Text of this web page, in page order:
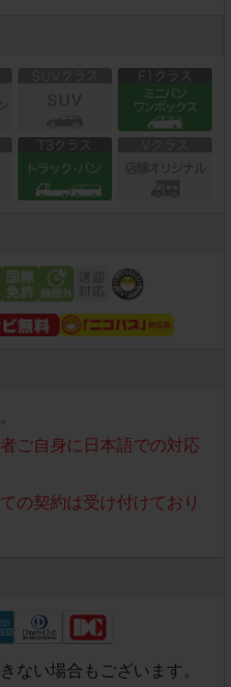
ご自身に日本語での対応
の契約は受け付けており
ない場合もございます。